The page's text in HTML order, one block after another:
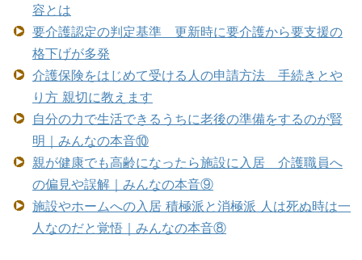
容とは
要介護認定の判定基準 更新時に要介護から要支援の
格下げが多発
介護保険をはじめて受ける人の申請方法 手続きとや
り方 親切に教えます
自分の力で生活できるうちに老後の準備をするのが賢
明｜みんなの本音⑩
親が健康でも高齢になったら施設に入居 介護職員へ
の偏見や誤解｜みんなの本音⑨
施設やホームへの入居 積極派と消極派 人は死ぬ時は一
人なのだと覚悟｜みんなの本音⑧